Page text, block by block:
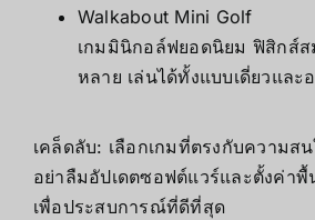
Walkabout Mini Golf
เกมมินิกอล์ฟยอดนิยม ฟิสิกส์
หลาย เล่นได้ทั้งแบบเดี่ยวและ
เคล็ดลับ: เลือกเกมที่ตรงกับความส
อย่าลืมอัปเดตซอฟต์แวร์และตั้งค่า
เพื่อประสบการณ์ที่ดีที่สุด